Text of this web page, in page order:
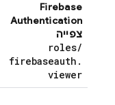
Firebase
Authentication
צפייה
roles/
firebaseauth .
viewer